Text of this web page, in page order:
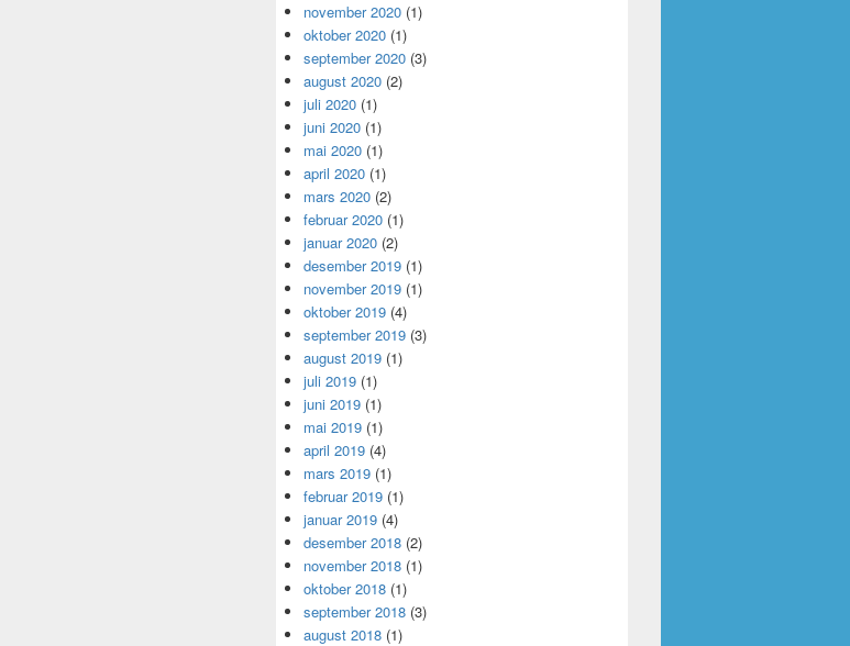
november 2020 (1)
oktober 2020 (1)
september 2020 (3)
august 2020 (2)
juli 2020 (1)
juni 2020 (1)
mai 2020 (1)
april 2020 (1)
mars 2020 (2)
februar 2020 (1)
januar 2020 (2)
desember 2019 (1)
november 2019 (1)
oktober 2019 (4)
september 2019 (3)
august 2019 (1)
juli 2019 (1)
juni 2019 (1)
mai 2019 (1)
april 2019 (4)
mars 2019 (1)
februar 2019 (1)
januar 2019 (4)
desember 2018 (2)
november 2018 (1)
oktober 2018 (1)
september 2018 (3)
august 2018 (1)